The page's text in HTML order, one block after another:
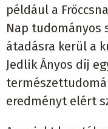
például a
Nap tudományos
átadásra kerül a
Jedlik Ányos díj
eredményt elért